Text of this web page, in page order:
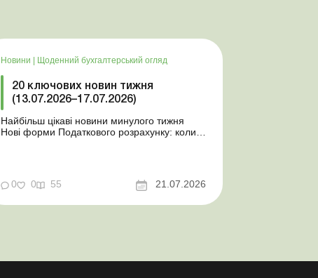
Новини Щоденний бухгалтерський огляд
20 ключових новин тижня
(13.07.2026–17.07.2026)
Найбільш цікаві новини минулого тижня
Нові форми Податкового розрахунку: коли
Координаційний центр з організації
0 0 55 21.07.2026